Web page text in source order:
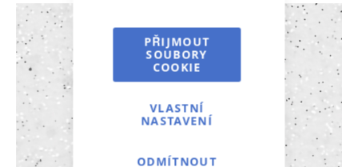
PŘIJMOUT
SOUBORY
COOKIE
VLASTNÍ
NASTAVENÍ
ODMÍTNOUT